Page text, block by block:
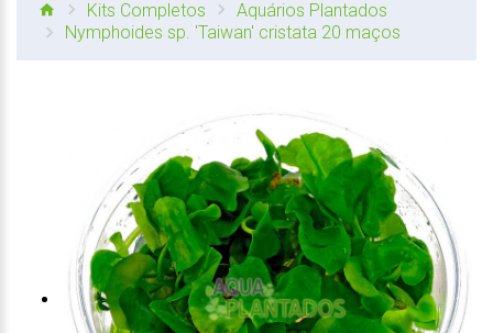
Kits Completos
Aquários Plantados
Nymphoides sp. 'Taiwan' cristata 20 maços